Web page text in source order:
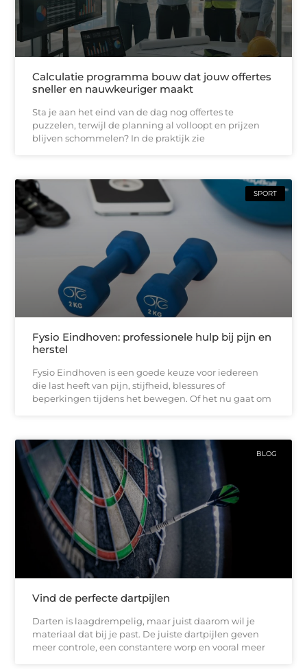
Calculatie programma bouw dat jouw offertes
sneller en nauwkeuriger maakt
Sta je aan het eind van de dag nog offertes te
puzzelen, terwijl de planning al volloopt en prijzen
blijven schommelen? In de praktijk zie
SPORT
Fysio Eindhoven: professionele hulp bij pijn en
herstel
Fysio Eindhoven is een goede keuze voor iedereen
die last heeft van pijn, stijfheid, blessures of
beperkingen tijdens het bewegen. Of het nu gaat om
BLOG
Vind de perfecte dartpijlen
Darten is laagdrempelig, maar juist daarom wil je
materiaal dat bij je past. De juiste dartpijlen geven
meer controle, een constantere worp en vooral meer